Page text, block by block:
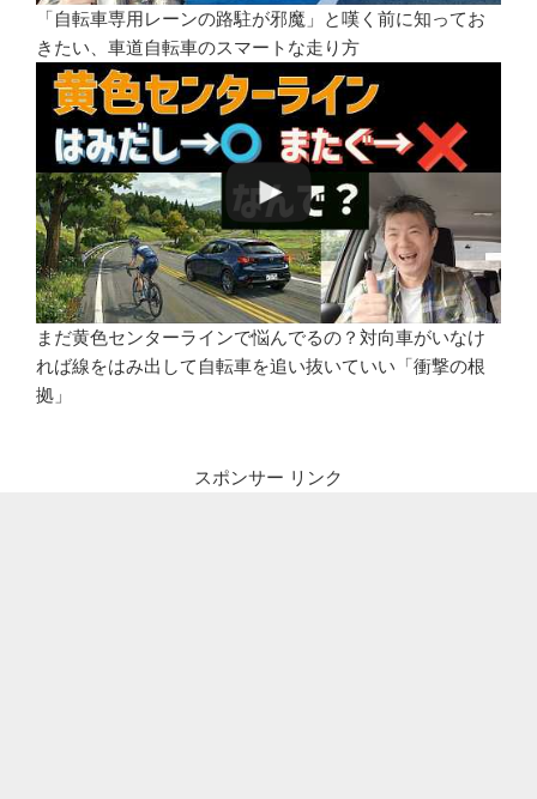
「自転車専用レーンの路駐が邪魔」と嘆く前に知ってお
きたい、車道自転車のスマートな走り方
まだ黄色センターラインで悩んでるの？対向車がいなけ
れば線をはみ出して自転車を追い抜いていい「衝撃の根
拠」
スポンサー リンク